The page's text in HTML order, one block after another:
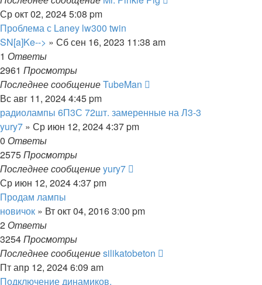
Ср окт 02, 2024 5:08 pm
Проблема с Laney lw300 twin
SN[a]Ke--> » Сб сен 16, 2023 11:38 am
1 Ответы
2961 Просмотры
Последнее сообщениеTubeMan
Вс авг 11, 2024 4:45 pm
радиолампы 6П3С 72шт. замеренные на Л3-3
yury7 » Ср июн 12, 2024 4:37 pm
0 Ответы
2575Просмотры
Последнее сообщениеyury7
Ср июн 12, 2024 4:37 pm
Продам лампы
новичок » Вт окт 04, 2016 3:00 pm
2 Ответы
3254Просмотры
Последнее сообщениеsilikatobeton
Пт апр 12, 2024 6:09 am
Подключение динамиков.